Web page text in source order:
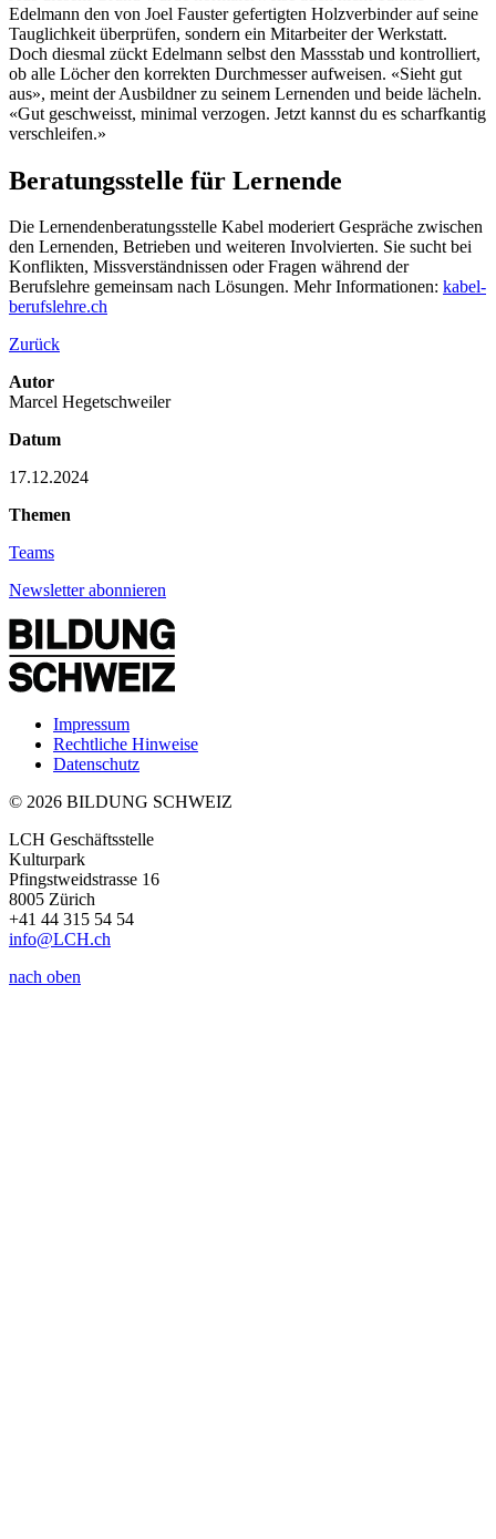
Edelmann den von Joel Fauster gefertigten Holzverbinder auf seine
Tauglichkeit überprüfen, sondern ein Mitarbeiter der Werkstatt.
Doch diesmal zückt Edelmann selbst den Massstab und kontrolliert,
ob alle Löcher den korrekten Durchmesser aufweisen. «Sieht gut
aus», meint der Ausbildner zu seinem Lernenden und beide lächeln.
«Gut geschweisst, minimal verzogen. Jetzt kannst du es scharfkantig
verschleifen.»
Beratungsstelle für Lernende
Die Lernendenberatungsstelle Kabel moderiert Gespräche zwischen
den Lernenden, Betrieben und weiteren Involvierten. Sie sucht bei
Konflikten, Missverständnissen oder Fragen während der
Berufslehre gemeinsam nach Lösungen. Mehr Informationen: kabel-
berufslehre.ch
Zurück
Autor
Marcel Hegetschweiler
Datum
17.12.2024
Themen
Teams
Newsletter abonnieren
Impressum
Rechtliche Hinweise
Datenschutz
© 2026 BILDUNG SCHWEIZ
LCH Geschäftsstelle
Kulturpark
Pfingstweidstrasse 16
8005 Zürich
+41 44 315 54 54
info@LCH.ch
nach oben